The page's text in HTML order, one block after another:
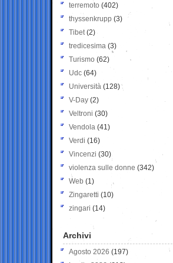
terremoto (402)
thyssenkrupp (3)
Tibet(2)
tredicesima (3)
Turismo (62)
Udc (64)
Università (128)
V-Day (2)
Veltroni (30)
Vendola (41)
Verdi (16)
Vincenzi (30)
violenza sulle donne (342)
Web (1)
Zingaretti (10)
zingari (14)
Archivi
Agosto 2026 (197)